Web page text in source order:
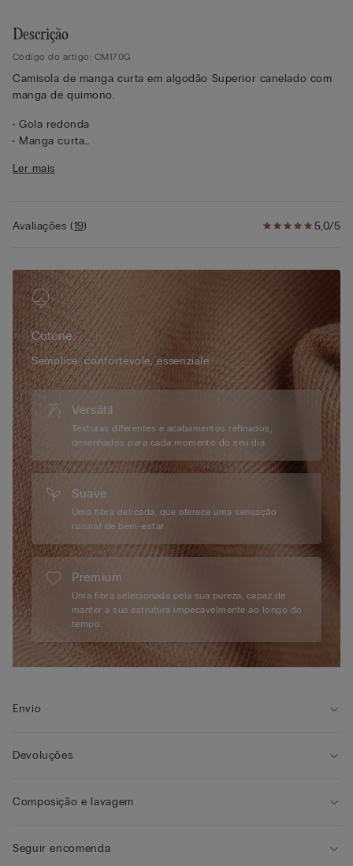
Descrição
Código do artigo: CM170G
Camisola de manga curta em algodão Superior canelado com
manga de quimono.
• Gola redonda
• Manga curta
• 100% algodão
Ler mais
5,0/5
Avaliações(19)
Cotone
Semplice, confortevole, essenziale.
Versátil
Texturas diferentes e acabamentos refinados,
desenhados para cada momento do seu dia.
Suave
Uma fibra delicada, que oferece uma sensação
natural de bem-estar.
Premium
Uma fibra selecionada pela sua pureza, capaz de
manter a sua estrutura impecavelmente ao longo do
tempo.
Envio
Devoluções
Composição e lavagem
Seguir encomenda